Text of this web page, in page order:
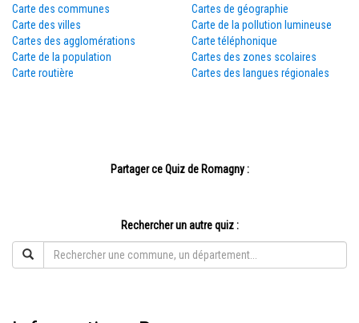
Carte des communes
Carte des villes
Cartes des agglomérations
Carte de la population
Carte routière
Cartes de géographie
Carte de la pollution lumineuse
Carte téléphonique
Cartes des zones scolaires
Cartes des langues régionales
Partager ce Quiz de Romagny :
Rechercher un autre quiz :